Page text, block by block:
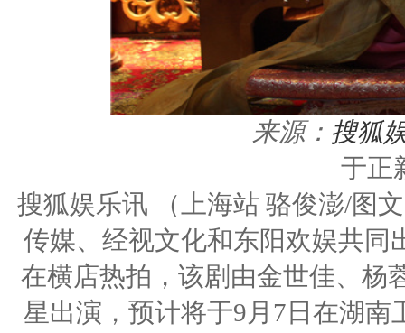
来源： 搜狐
于正
搜狐娱乐讯 （上海站 骆俊澎/图
传媒、经视文化和东阳欢娱共同
在横店热拍，该剧由金世佳、杨
星出演，预计将于9月7日在湖